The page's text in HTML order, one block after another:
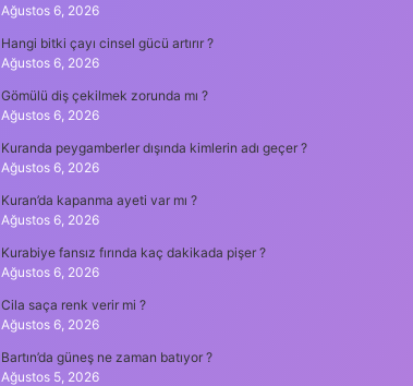
Ağustos 6, 2026
Hangi bitki çayı cinsel gücü artırır ?
Ağustos 6, 2026
Gömülü diş çekilmek zorunda mı ?
Ağustos 6, 2026
Kuranda peygamberler dışında kimlerin adı geçer ?
Ağustos 6, 2026
Kuran’da kapanma ayeti var mı ?
Ağustos 6, 2026
Kurabiye fansız fırında kaç dakikada pişer ?
Ağustos 6, 2026
Cila saça renk verir mi ?
Ağustos 6, 2026
Bartın’da güneş ne zaman batıyor ?
Ağustos 5, 2026